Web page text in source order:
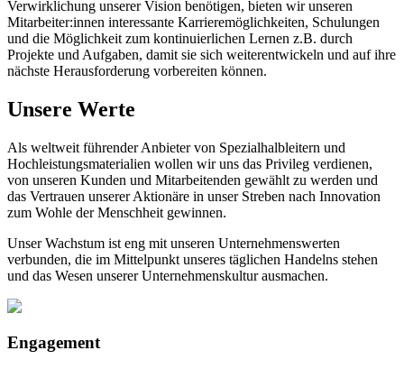
Verwirklichung unserer Vision benötigen, bieten wir unseren
Mitarbeiter:innen interessante Karrieremöglichkeiten, Schulungen
und die Möglichkeit zum kontinuierlichen Lernen z.B. durch
Projekte und Aufgaben, damit sie sich weiterentwickeln und auf ihre
nächste Herausforderung vorbereiten können.
Unsere Werte
Als weltweit führender Anbieter von Spezialhalbleitern und
Hochleistungsmaterialien wollen wir uns das Privileg verdienen,
von unseren Kunden und Mitarbeitenden gewählt zu werden und
das Vertrauen unserer Aktionäre in unser Streben nach Innovation
zum Wohle der Menschheit gewinnen.
Unser Wachstum ist eng mit unseren Unternehmenswerten
verbunden, die im Mittelpunkt unseres täglichen Handelns stehen
und das Wesen unserer Unternehmenskultur ausmachen.
Engagement